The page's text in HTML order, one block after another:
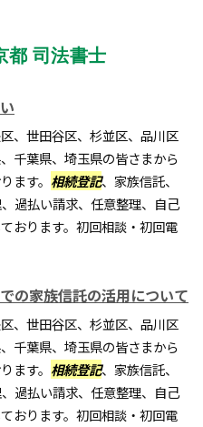
都 司法書士
、世田谷区、杉並区、品川区
千葉県、埼玉県の皆さまから
ます。 相続登記、家族信託、
過払い請求、任意整理、自己
おります。初回相談・初回電
の家族信託の活用について
、世田谷区、杉並区、品川区
千葉県、埼玉県の皆さまから
ます。 相続登記、家族信託、
過払い請求、任意整理、自己
おります。初回相談・初回電